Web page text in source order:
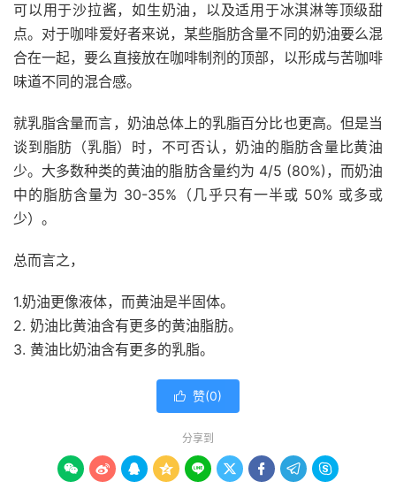
可以用于沙拉酱，如生奶油，以及适用于冰淇淋等顶级甜
点。对于咖啡爱好者来说，某些脂肪含量不同的奶油要么混
合在一起，要么直接放在咖啡制剂的顶部，以形成与苦咖啡
味道不同的混合感。
就乳脂含量而言，奶油总体上的乳脂百分比也更高。但是当
谈到脂肪（乳脂）时，不可否认，奶油的脂肪含量比黄油
少。大多数种类的黄油的脂肪含量约为 4/5 (80%)，而奶油
中的脂肪含量为 30-35%（几乎只有一半或 50% 或多或
少）。
总而言之，
1.奶油更像液体，而黄油是半固体。
2. 奶油比黄油含有更多的黄油脂肪。
3. 黄油 比奶油含有更多的乳脂。
 赞(0)
分享到
        